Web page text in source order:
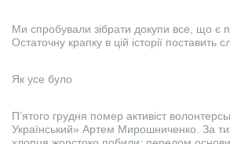
Ми спробували зібрати докупи все, що є
Остаточну крапку в цій історії поставить
Як усе було
П’ятого грудня помер активіст
Український» Артем Мирошниченко. За